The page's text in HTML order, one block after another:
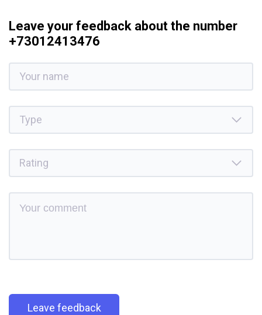
Leave your feedback about the number
+73012413476
Leave feedback